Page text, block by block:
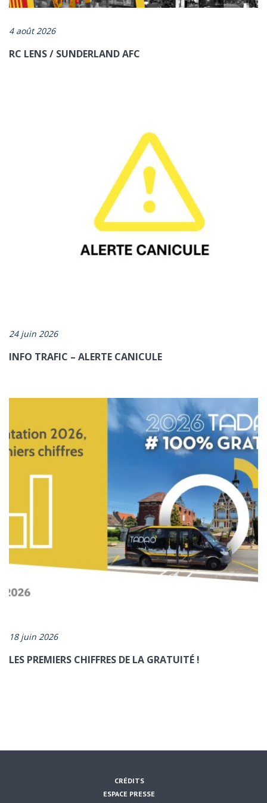
4 août 2026
RC LENS / SUNDERLAND AFC
24 juin 2026
INFO TRAFIC – ALERTE CANICULE
18 juin 2026
LES PREMIERS CHIFFRES DE LA GRATUITÉ !
CRÉDITS
ESPACE PRESSE